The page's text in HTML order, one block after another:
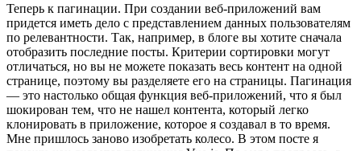
Теперь к пагинации. При создании веб-приложений вам
придется иметь дело с представлением данных пользователям
по релевантности. Так, например, в блоге вы хотите сначала
отобразить последние посты. Критерии сортировки могут
отличаться, но вы не можете показать весь контент на одной
странице, поэтому вы разделяете его на страницы. Пагинация
— это настолько общая функция веб-приложений, что я был
шокирован тем, что не нашел контента, который легко
клонировать в приложение, которое я создавал в то время.
Мне пришлось заново изобретать колесо. В этом посте я